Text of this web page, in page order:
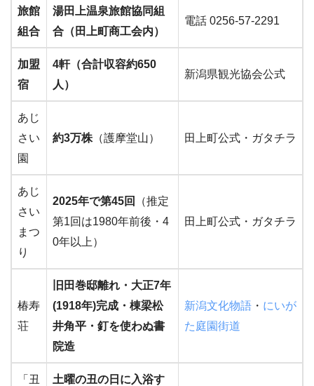
旅館
組合
湯田上温泉旅館協同組
合（田上町商工会内）
電話 0256-57-2291
加盟
宿
4軒（合計収容約650
人）
新潟県観光協会公式
あじ
さい
園
約3万株 （護摩堂山） 田上町公式・ガタチラ
あじ
さい
まつ
り
2025年で第45回
（推定
第1回は1980年前後・4
0年以上）
田上町公式・ガタチラ
椿寿
荘
旧田巻邸離れ・大正7年
(1918年)完成・棟梁松
井角平・釘を使わぬ書
院造
新潟文化物語 ・ にいが
た庭園街道
「丑
土曜の丑の日に入浴す